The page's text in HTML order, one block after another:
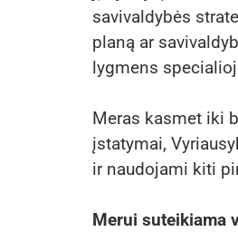
savivaldybės
planą ar
lygmens
Meras kasmet iki
įstatymai,
ir naudojami kiti
Merui suteikiama